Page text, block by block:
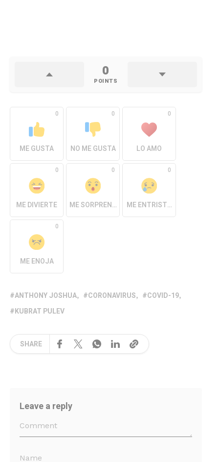
0
POINTS
0
ME GUSTA
0
NO ME GUSTA
0
LO AMO
0
ME DIVIERTE
0
ME SORPRENDE
0
ME ENTRISTECE
0
ME ENOJA
ANTHONY JOSHUA CORONAVIRUS
COVID-19
KUBRAT PULEV
SHARE
Leave a reply